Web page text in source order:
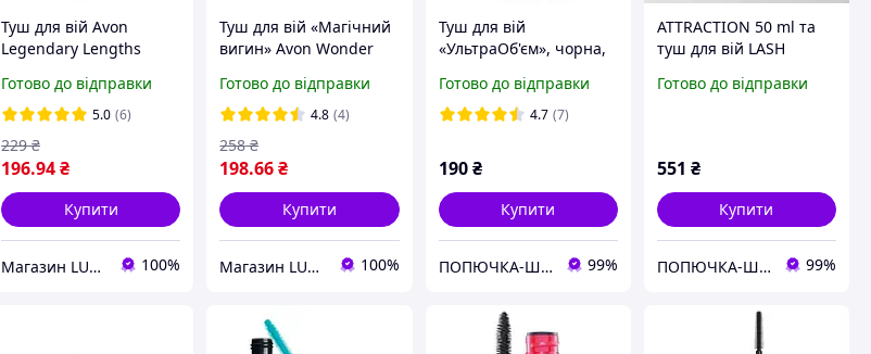
Туш для вій Avon
Legendary Lengths
чорніша чорного, 10
мл
Готово до відправки
5.0 (6)
196.94₴
229 ₴
Купити
Магазин LUCK 100%
Туш для вій «Магiчний
вигин» Avon Wonder
Black
Готово до відправки
4.8 (4)
198.66₴
258 ₴
Купити
Магазин LUCK 100%
Туш для вій
«УльтраОб'єм», чорна,
Готово до відправки
4.7 (7)
190 ₴
Купити
ПОПЮЧКА-ШОП 99%
ATTRACTION 50 ml та
туш для вій LASH
набір за суперціною
Готово до відправки
551 ₴
Купити
ПОПЮЧКА-ШОП 99%